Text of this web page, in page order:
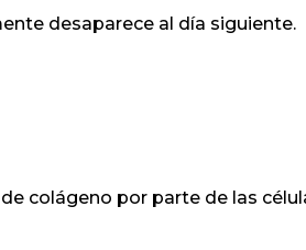
desaparece al día siguiente.
colágeno por parte de las